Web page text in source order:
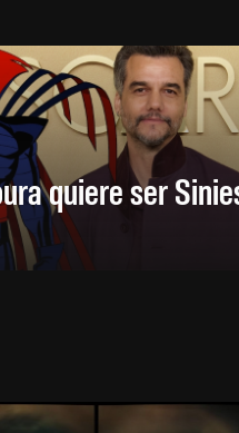
quiere ser